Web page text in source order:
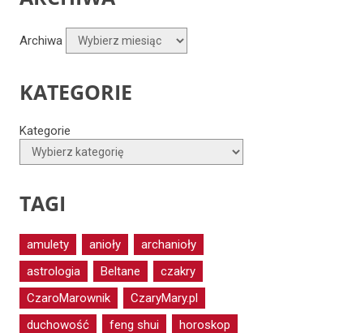
Archiwa
KATEGORIE
Kategorie
TAGI
amulety anioły
archanioły
astrologia
Beltane
czakry
CzaroMarownik
CzaryMary.pl
duchowość
feng shui
horoskop